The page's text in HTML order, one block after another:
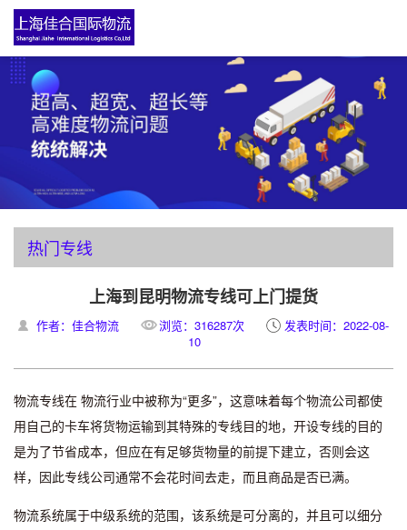
热门专线
上海到昆明物流专线可上门提货
作者：佳合物流 浏览：316287次
发表时间：2022-08-
10
物流专线在 物流行业中被称为“更多”，这意味着每个物流公司都使
用自己的卡车将货物运输到其特殊的专线目的地，开设专线的目的
是为了节省成本，但应在有足够货物量的前提下建立，否则会这
样，因此专线公司通常不会花时间去走，而且商品是否已满。
物流系统属于中级系统的范围，该系统是可分离的，并且可以细分